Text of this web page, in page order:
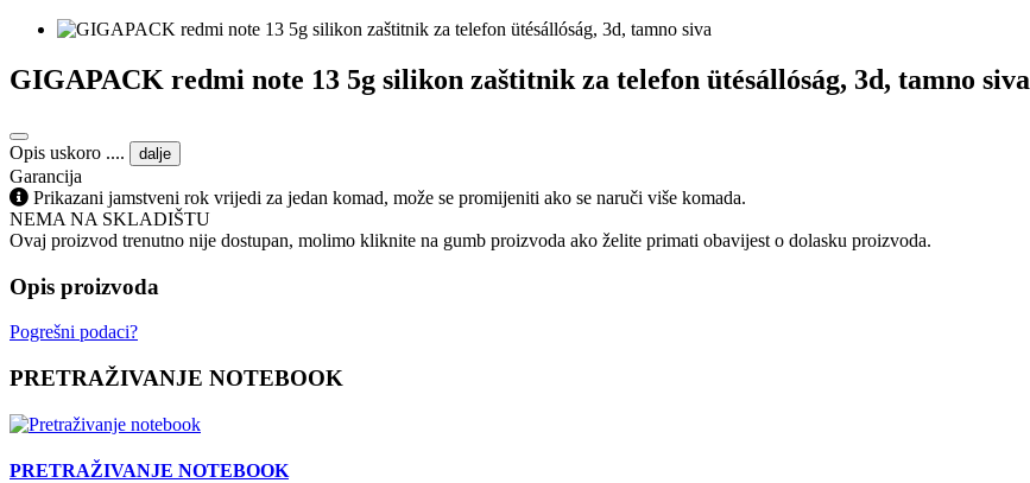
GIGAPACK redmi note 13 5g silikon zaštitnik za telefon ütésállóság, 3d, tamno siva
Opis uskoro .... dalje
Garancija
Prikazani jamstveni rok vrijedi za jedan komad, može se promijeniti ako se naruči više komada.
NEMA NA SKLADIŠTU
Ovaj proizvod trenutno nije dostupan, molimo kliknite na gumb proizvoda ako želite primati obavijest o dolasku proizvoda.
Opis proizvoda
Pogrešni podaci?
PRETRAŽIVANJE NOTEBOOK
PRETRAŽIVANJE NOTEBOOK